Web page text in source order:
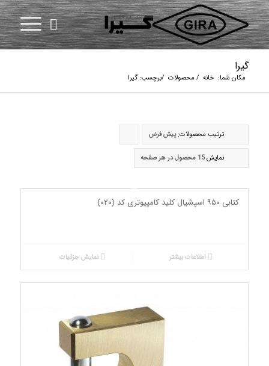
گیرا
مکان شما: خانه / محصولات /برچسب: گیرا
ترتیب محصولات:پیش فرض
به
صورت
نمایش15 محصول در هر صفحه
کتابی ۹۵۰ اسپشیال کلید کامپیوتری کد (۰۲۰)
اطلاعات بیشتر نمایش جزئیات